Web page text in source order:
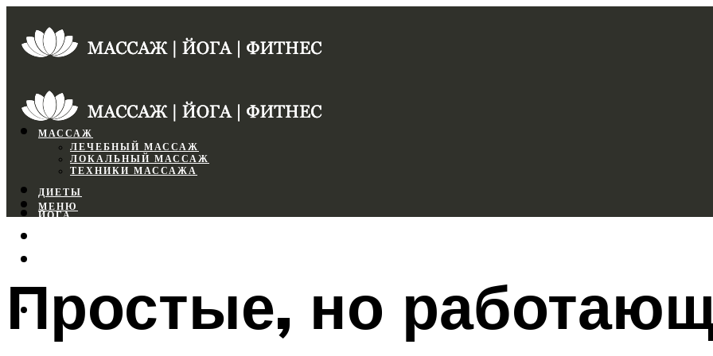
МАССАЖ
ЛЕЧЕБНЫЙ МАССАЖ
ЛОКАЛЬНЫЙ МАССАЖ
ТЕХНИКИ МАССАЖА
ДИЕТЫ
ЙОГА
МЕНЮ
МЕНЮ
Простые, но